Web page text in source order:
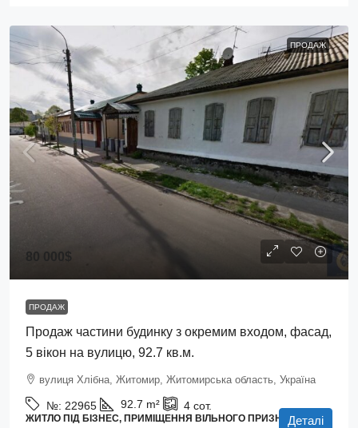
ПРОДАЖ
80 000$
ПРОДАЖ
Продаж частини будинку з окремим входом, фасад,
5 вікон на вулицю, 92.7 кв.м.
вулиця Хлібна, Житомир, Житомирська область, Україна
№: 22965 92.7 m² 4 сот.
ЖИТЛО ПІД БІЗНЕС, ПРИМІЩЕННЯ ВІЛЬНОГО ПРИЗНАЧЕННЯ
Деталі